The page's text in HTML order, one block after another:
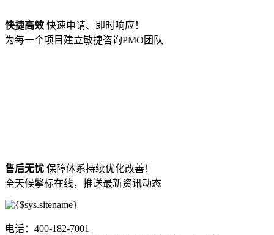
快捷高效 快速申请、即时响应！
为每一个项目建立敏捷咨询PMO团队
售后无忧 保障体系持续优化改善！
全天候擎标在线，推送最新资讯动态
电话：400-182-7001